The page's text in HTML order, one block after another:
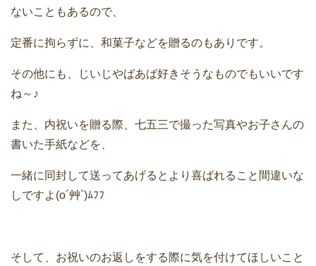
ないこともあるので、
定番に拘らずに、和菓子などを贈るのもありです。
その他にも、じいじやばあば好きそうなものでもいいです
ね～♪
また、内祝いを贈る際、七五三で撮った写真やお子さんの
書いた手紙などを、
一緒に同封して送ってあげるとより喜ばれること間違いな
しですよ(o´艸`)ﾑﾌﾌ
そして、お祝いのお返しをする際に気を付けてほしいこと